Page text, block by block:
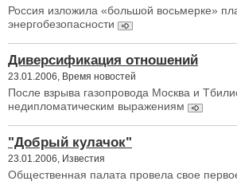
Россия изложила «большой восьмерке»
энергобезопасности
Диверсификация отношений
23.01.2006, Время новостей
После взрыва газопровода Москва и
недипломатическим выражениям
"Добрый кулачок"
23.01.2006, Известия
Общественная палата провела свое